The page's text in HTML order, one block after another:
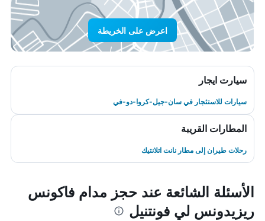
اعرض على الخريطة
سيارت ايجار
سيارات للاستئجار في سان-جيل-كروا-دو-في
المطارات القريبة
رحلات طيران إلى مطار نانت اتلانتيك
الأسئلة الشائعة عند حجز مدام فاكونس
ريزيدونس لي فونتنيل